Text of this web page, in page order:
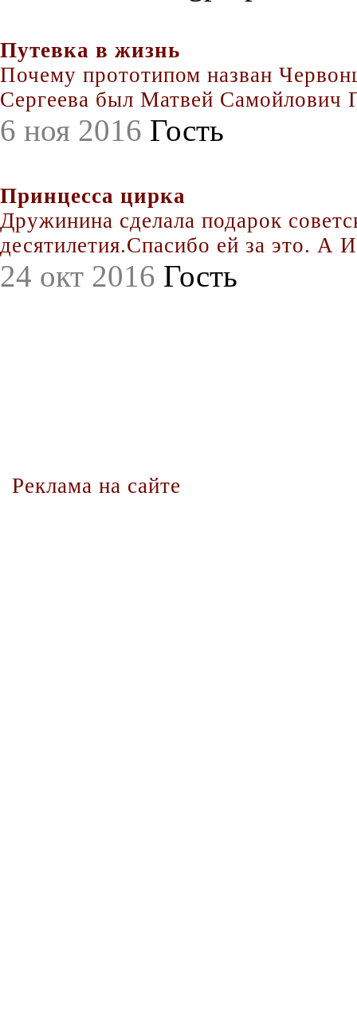
Путевка в жизнь
Почему прототипом назван
Сергеева был Матвей Самойлович
6 ноя 2016 Гость
Принцесса цирка
Дружинина сделала подарок
десятилетия.Спасибо ей за это. А
24 окт 2016 Гость
Реклама на сайте